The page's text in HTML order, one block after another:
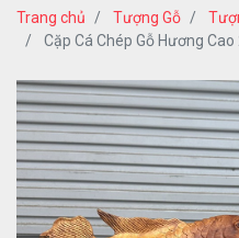
Trang chủ Tượng Gỗ
Cặp Cá Chép Gỗ Hương